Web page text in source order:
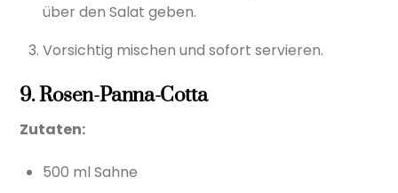
über den Salat geben.
Vorsichtig mischen und sofort servieren.
9. Rosen-Panna-Cotta
Zutaten:
500 ml Sahne